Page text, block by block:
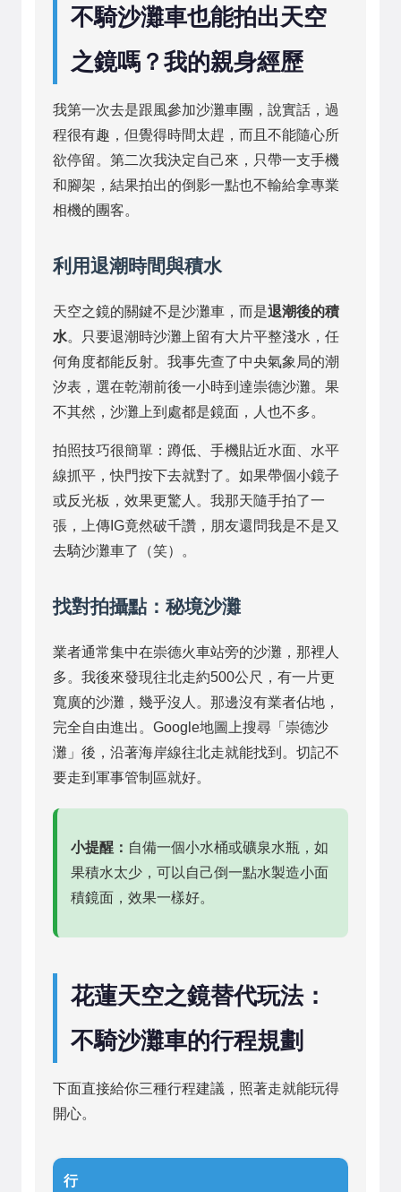
不騎沙灘車也能拍出天空
之鏡嗎？我的親身經歷
我第一次去是跟風參加沙灘車團，說實話，過
程很有趣，但覺得時間太趕，而且不能隨心所
欲停留。第二次我決定自己來，只帶一支手機
和腳架，結果拍出的倒影一點也不輸給拿專業
相機的團客。
利用退潮時間與積水
天空之鏡的關鍵不是沙灘車，而是退潮後的積
水。只要退潮時沙灘上留有大片平整淺水，任
何角度都能反射。我事先查了中央氣象局的潮
汐表，選在乾潮前後一小時到達崇德沙灘。果
不其然，沙灘上到處都是鏡面，人也不多。
拍照技巧很簡單：蹲低、手機貼近水面、水平
線抓平，快門按下去就對了。如果帶個小鏡子
或反光板，效果更驚人。我那天隨手拍了一
張，上傳IG竟然破千讚，朋友還問我是不是又
去騎沙灘車了（笑）。
找對拍攝點：秘境沙灘
業者通常集中在崇德火車站旁的沙灘，那裡人
多。我後來發現往北走約500公尺，有一片更
寬廣的沙灘，幾乎沒人。那邊沒有業者佔地，
完全自由進出。Google地圖上搜尋「崇德沙
灘」後，沿著海岸線往北走就能找到。切記不
要走到軍事管制區就好。
小提醒： 自備一個小水桶或礦泉水瓶，如
果積水太少，可以自己倒一點水製造小面
積鏡面，效果一樣好。
花蓮天空之鏡替代玩法：
不騎沙灘車的行程規劃
下面直接給你三種行程建議，照著走就能玩得
開心。
行